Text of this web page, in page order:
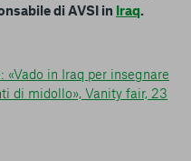
di AVSI in Iraq.
in Iraq per insegnare
di midollo», Vanity fair, 23